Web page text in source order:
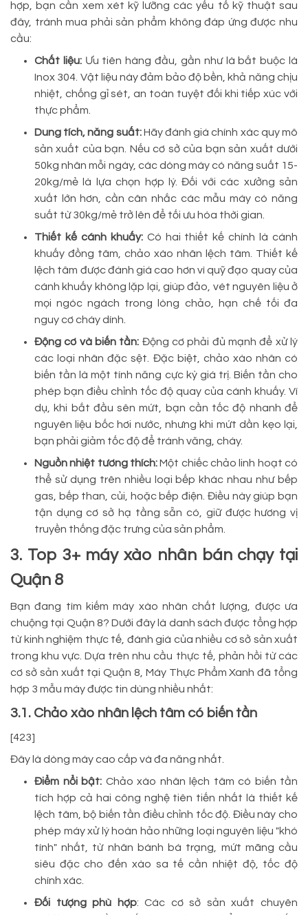
hợp, bạn cần xem xét kỹ lưỡng các yếu tố kỹ thuật sau
đây, tránh mua phải sản phẩm không đáp ứng được nhu
cầu:
Chất liệu:Ưu tiên hàng đầu, gần như là bắt buộc là
Inox 304. Vật liệu này đảm bảo độ bền, khả năng chịu
nhiệt, chống gỉ sét, an toàn tuyệt đối khi tiếp xúc với
thực phẩm.
Dung tích, năng suất:Hãy đánh giá chính xác quy mô
sản xuất của bạn. Nếu cơ sở của bạn sản xuất dưới
50kg nhân mỗi ngày, các dòng máy có năng suất 15-
20kg/mẻ là lựa chọn hợp lý. Đối với các xưởng sản
xuất lớn hơn, cần cân nhắc các mẫu máy có năng
suất từ 30kg/mẻ trở lên để tối ưu hóa thời gian.
Thiết kế cánh khuấy:Có hai thiết kế chính là cánh
khuấy đồng tâm, chảo xào nhân lệch tâm. Thiết kế
lệch tâm được đánh giá cao hơn vì quỹ đạo quay của
cánh khuấy không lặp lại, giúp đảo, vét nguyên liệu ở
mọi ngóc ngách trong lòng chảo, hạn chế tối đa
nguy cơ cháy dính.
Động cơ và biến tần: Động cơ phải đủ mạnh để xử lý
các loại nhân đặc sệt. Đặc biệt, chảo xào nhân có
biến tần là một tính năng cực kỳ giá trị. Biến tần cho
phép bạn điều chỉnh tốc độ quay của cánh khuấy. Ví
dụ, khi bắt đầu sên mứt, bạn cần tốc độ nhanh để
nguyên liệu bốc hơi nước, nhưng khi mứt dần kẹo lại,
bạn phải giảm tốc độ để tránh văng, cháy.
Nguồn nhiệt tương thích:Một chiếc chảo linh hoạt có
thể sử dụng trên nhiều loại bếp khác nhau như bếp
gas, bếp than, củi, hoặc bếp điện. Điều này giúp bạn
tận dụng cơ sở hạ tầng sẵn có, giữ được hương vị
truyền thống đặc trưng của sản phẩm.
3. Top 3+ máy xào nhân bán chạy tại
Quận 8
Bạn đang tìm kiếm máy xào nhân chất lượng, được ưa
chuộng tại Quận 8? Dưới đây là danh sách được tổng hợp
từ kinh nghiệm thực tế, đánh giá của nhiều cơ sở sản xuất
trong khu vực. Dựa trên nhu cầu thực tế, phản hồi từ các
cơ sở sản xuất tại Quận 8, Máy Thực Phẩm Xanh đã tổng
hợp 3 mẫu máy được tin dùng nhiều nhất:
3.1. Chảo xào nhân lệch tâm có biến tần
[423]
Đây là dòng máy cao cấp và đa năng nhất.
Điểm nổi bật: Chảo xào nhân lệch tâm có biến tần
tích hợp cả hai công nghệ tiên tiến nhất là thiết kế
lệch tâm, bộ biến tần điều chỉnh tốc độ. Điều này cho
phép máy xử lý hoàn hảo những loại nguyên liệu "khó
tính" nhất, từ nhân bánh bá trạng, mứt mãng cầu
siêu đặc cho đến xào sa tế cần nhiệt độ, tốc độ
chính xác.
Đối tượng phù hợp: Các cơ sở sản xuất chuyên